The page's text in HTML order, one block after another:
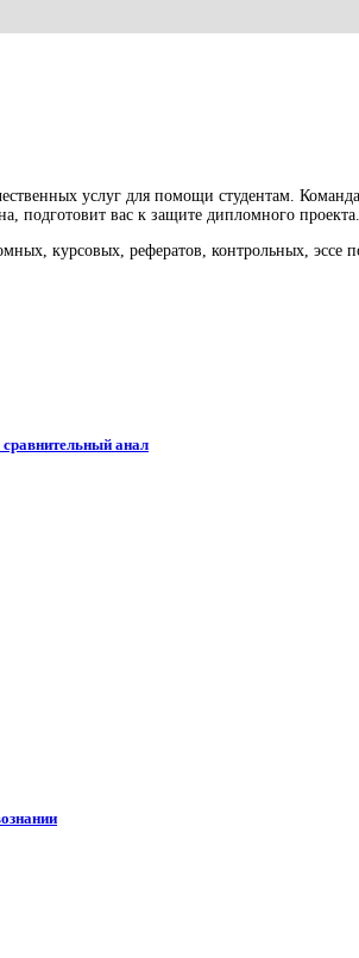
услуг для помощи студентам.
подготовит вас к защите дипломного проекта.
курсовых, рефератов, контрольных, эссе
анал